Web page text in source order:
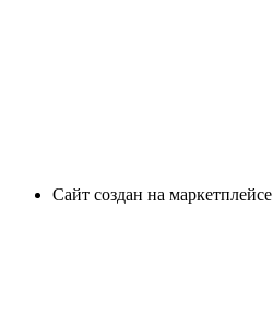
Сайт создан на маркетплейсе